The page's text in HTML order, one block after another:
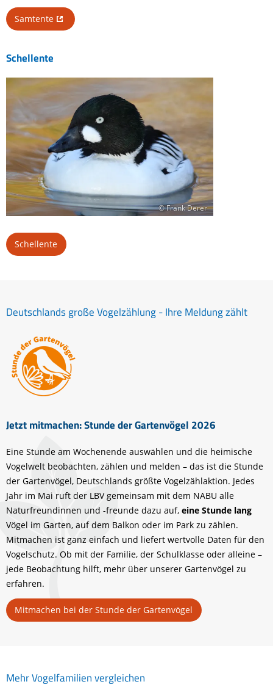
Samtente
Schellente
© Frank Derer
Schellente
Jetzt mitmachen: Stunde der Gartenvögel 2026
Deutschlands große Vogelzählung - Ihre Meldung zählt
Eine Stunde am Wochenende auswählen und die heimische
Vogelwelt beobachten, zählen und melden – das ist die Stunde
der Gartenvögel, Deutschlands größte Vogelzählaktion. Jedes
Jahr im Mai ruft der LBV gemeinsam mit dem NABU alle
Naturfreundinnen und -freunde dazu auf, eine Stunde lang
Vögel im Garten, auf dem Balkon oder im Park zu zählen.
Mitmachen ist ganz einfach und liefert wertvolle Daten für den
Vogelschutz. Ob mit der Familie, der Schulklasse oder alleine –
jede Beobachtung hilft, mehr über unserer Gartenvögel zu
erfahren.
Mitmachen bei der Stunde der Gartenvögel
Mehr Vogelfamilien vergleichen